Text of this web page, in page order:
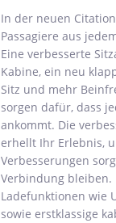
In der neuen
Passagiere aus
Eine verbesserte
Kabine, ein neu
Sitz und mehr
sorgen dafür, dass
ankommt. Die
erhellt Ihr Erlebnis,
Verbesserungen
Verbindung bleiben.
Ladefunktionen wie
sowie erstklassige